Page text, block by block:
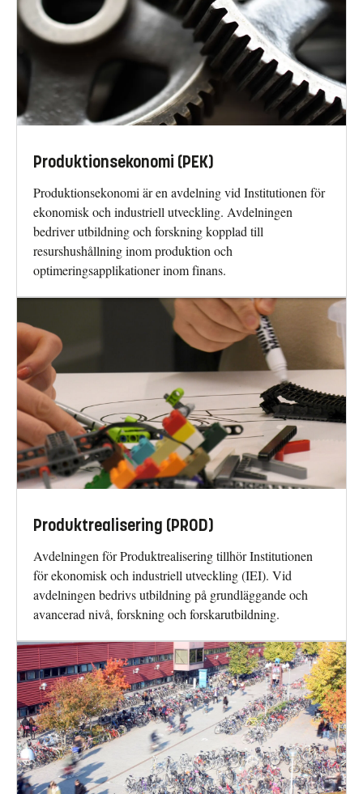
Produktionsekonomi (PEK)
Produktionsekonomi är en avdelning vid Institutionen för
ekonomisk och industriell utveckling. Avdelningen
bedriver utbildning och forskning kopplad till
resurshushållning inom produktion och
optimeringsapplikationer inom finans.
Produktrealisering (PROD)
Avdelningen för Produktrealisering tillhör Institutionen
för ekonomisk och industriell utveckling (IEI). Vid
avdelningen bedrivs utbildning på grundläggande och
avancerad nivå, forskning och forskarutbildning.